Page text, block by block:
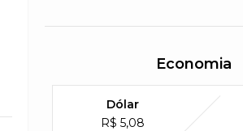
Economia
Dólar
R$ 5,08